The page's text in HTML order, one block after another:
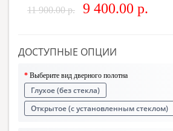
11 900.00 р. 9 400.00 р.
ДОСТУПНЫЕ ОПЦИИ
Выберите вид дверного полотна
Глухое (без стекла)
Открытое (с установленным стеклом)